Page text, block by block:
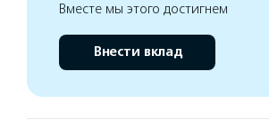
Вместе мы этого достигнем
Внести вклад